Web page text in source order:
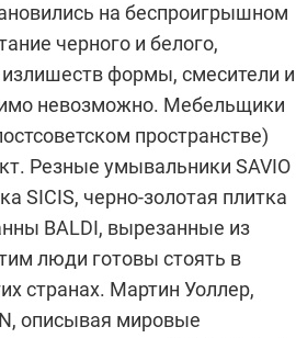
на беспроигрышном
черного и белого,
формы, смесители и
невозможно. Мебельщики
пространстве)
Резные умывальники SAVIO
SICIS, черно-золотая плитка
BALDI, вырезанные из
люди готовы стоять в
странах. Мартин Уоллер,
, описывая мировые